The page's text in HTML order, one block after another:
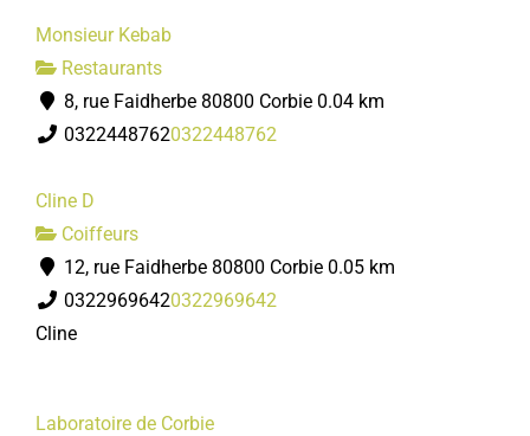
Monsieur Kebab
Restaurants
8, rue Faidherbe 80800 Corbie 0.04 km
03224487620322448762
Cline D
Coiffeurs
12, rue Faidherbe 80800 Corbie 0.05 km
03229696420322969642
Cline
Laboratoire de Corbie